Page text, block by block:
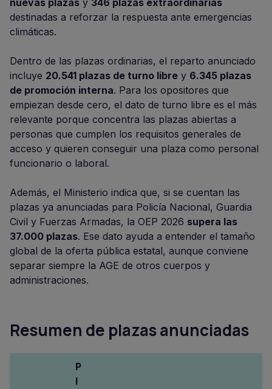
nuevas plazas y 346 plazas extraordinarias
destinadas a reforzar la respuesta ante emergencias
climáticas.
Dentro de las plazas ordinarias, el reparto anunciado
incluye 20.541 plazas de turno libre y 6.345 plazas
de promoción interna. Para los opositores que
empiezan desde cero, el dato de turno libre es el más
relevante porque concentra las plazas abiertas a
personas que cumplen los requisitos generales de
acceso y quieren conseguir una plaza como personal
funcionario o laboral.
Además, el Ministerio indica que, si se cuentan las
plazas ya anunciadas para Policía Nacional, Guardia
Civil y Fuerzas Armadas, la OEP 2026 supera las
37.000 plazas. Ese dato ayuda a entender el tamaño
global de la oferta pública estatal, aunque conviene
separar siempre la AGE de otros cuerpos y
administraciones.
Resumen de plazas anunciadas
P
l